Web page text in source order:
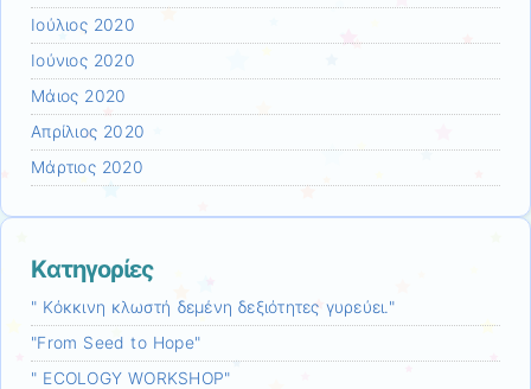
Ιούλιος 2020
Ιούνιος 2020
Μάιος 2020
Απρίλιος 2020
Μάρτιος 2020
Kατηγορίες
" Κόκκινη κλωστή δεμένη δεξιότητες γυρεύει."
"From Seed to Hope"
" ECOLOGY WORKSHOP"